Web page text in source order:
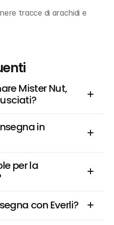
tracce di arachidi e
Mister Nut,
in
per la
con Everli?